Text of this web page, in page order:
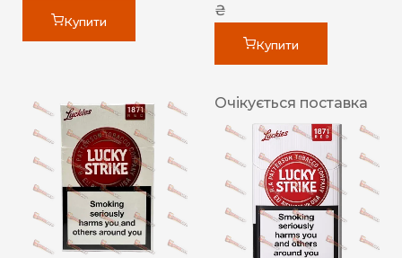
Купити
₴
Купити
Очікується поставка